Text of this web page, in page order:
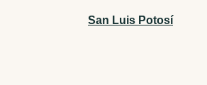
San Luis Potosí